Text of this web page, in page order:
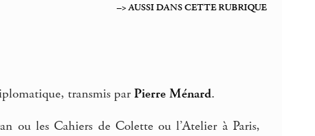
–> AUSSI DANS CETTE RUBRIQUE
transmis parPierre Ménard.
ou les Cahiers de Colette ou l’Atelier à Paris,